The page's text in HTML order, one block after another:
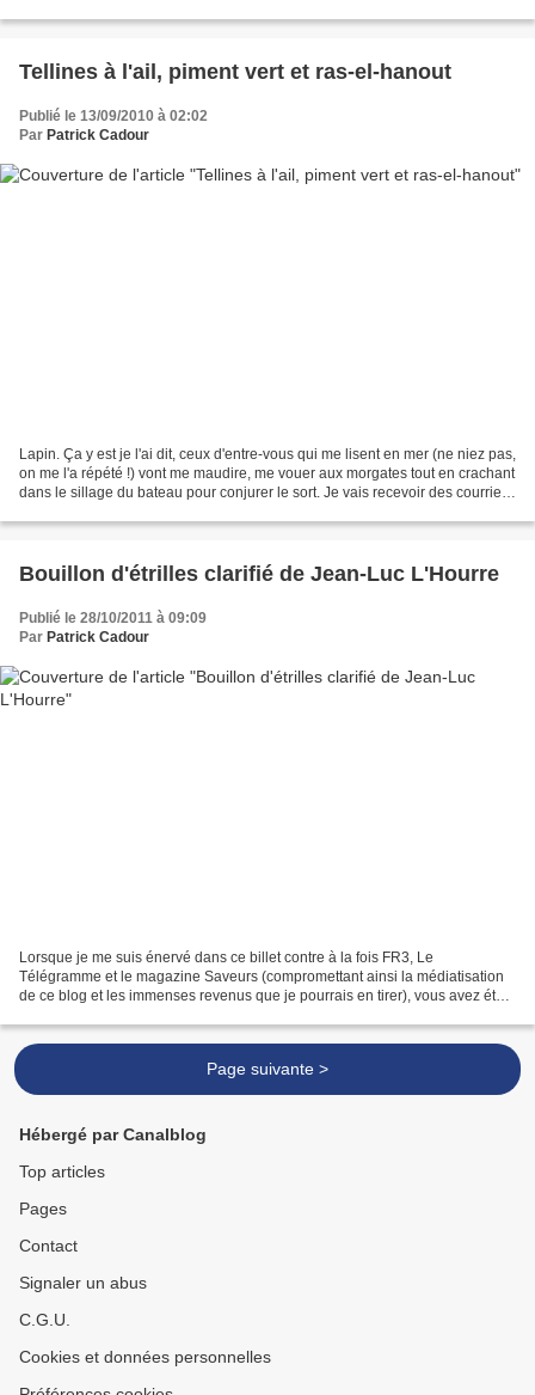
Tellines à l'ail, piment vert et ras-el-hanout
Publié le 13/09/2010 à 02:02
Par Patrick Cadour
Lapin. Ça y est je l'ai dit, ceux d'entre-vous qui me lisent en mer (ne niez pas,
on me l'a répété !) vont me maudire, me vouer aux morgates tout en crachant
dans le sillage du bateau pour conjurer le sort. Je vais recevoir des courriers
Bouillon d'étrilles clarifié de Jean-Luc L'Hourre
Publié le 28/10/2011 à 09:09
Par Patrick Cadour
Lorsque je me suis énervé dans ce billet contre à la fois FR3, Le
Télégramme et le magazine Saveurs (compromettant ainsi la médiatisation
de ce blog et les immenses revenus que je pourrais en tirer), vous avez été
Page suivante >
Hébergé par Canalblog
Top articles
Pages
Contact
Signaler un abus
C.G.U.
Cookies et données personnelles